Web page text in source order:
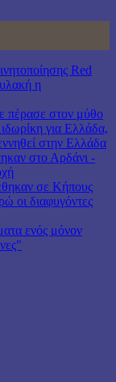
Red
η
πέρασε στον μύθο
για Ελλάδα,
στην Ελλάδα
στο Αρδάνι -
σε Κήπους
οι διαφυγόντες
ενός μόνον